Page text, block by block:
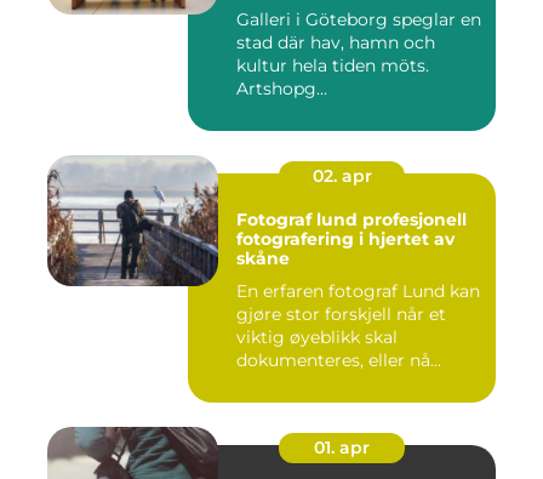
Galleri i Göteborg speglar en
stad där hav, hamn och
kultur hela tiden möts.
Artshopg...
02. apr
Fotograf lund profesjonell
fotografering i hjertet av
skåne
En erfaren fotograf Lund kan
gjøre stor forskjell når et
viktig øyeblikk skal
dokumenteres, eller nå...
01. apr